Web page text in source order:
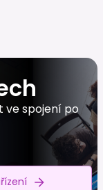
ve spojení po